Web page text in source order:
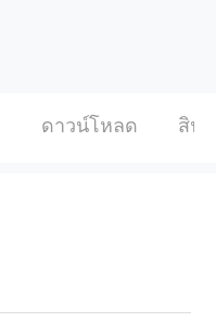
ดาวน์โหลด สิน